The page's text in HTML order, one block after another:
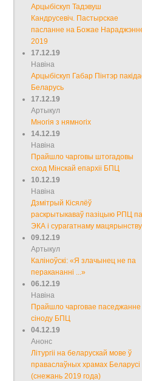
Арцыбіскуп Тадэвуш
Кандрусевіч. Пастырскае
пасланне на Божае
2019
17.12.19
Навіна
Арцыбіскуп Габар Пінтэр
Беларусь
17.12.19
Артыкул
Многія з нямногіх
14.12.19
Навіна
Прайшло чарговы штогадовы
сход Мінскай епархіі БПЦ
10.12.19
Навіна
Дзмітрый Кісялёў
раскрытыкаваў пазіцыю РПЦ па
ЭКА і сурагатнаму мацярынству
09.12.19
Артыкул
Каліноўскі: «Я злачынец не па
перакананні ...»
06.12.19
Навіна
Прайшло чарговае паседжанне
сіноду БПЦ
04.12.19
Анонс
Літургіі на беларускай мове ў
праваслаўных храмах Беларусі
(снежань 2019 года)